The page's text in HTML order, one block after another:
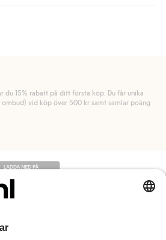
in och identifierats som medlem.
men även andra betalningssätt.
du 15% rabatt på ditt första köp. Du får unika
vid köp över 500 kr samt samlar poäng